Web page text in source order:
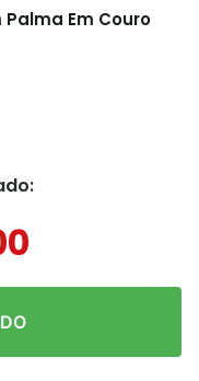
Palma Em Couro